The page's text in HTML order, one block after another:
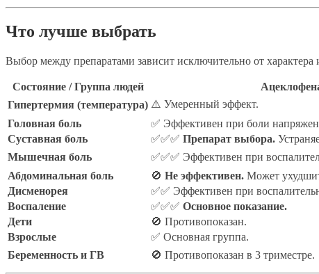
Что лучше выбрать
Выбор между препаратами зависит исключительно от
Состояние / Группа людей
Гипертермия (температура) ⚠️ Умеренный эффект.
Головная боль
✅ Эффективен при боли
Суставная боль
✅✅✅ Препарат выбора.
Мышечная боль
✅✅✅ Эффективен при
Абдоминальная боль
🚫 Не эффективен. Может
Дисменорея
✅✅ Эффективен при
Воспаление
✅✅✅ Основное показание.
Дети
🚫 Противопоказан.
Взрослые
✅ Основная группа.
Беременность и ГВ
🚫 Противопоказан в 3 триместре.